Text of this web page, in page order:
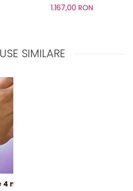
1.167,00 RON
SIMILARE
familie 4 membri aur 14k